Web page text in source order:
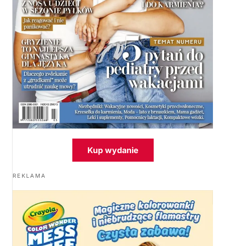
Kup wydanie
REKLAMA